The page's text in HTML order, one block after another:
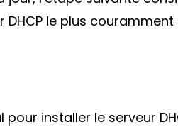
DHCP le plus
installer le serveur